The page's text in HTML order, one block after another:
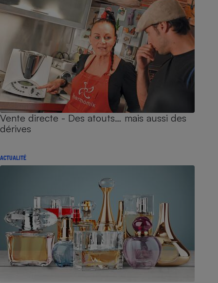
Vente directe - Des atouts… mais aussi des
dérives
ACTUALITÉ